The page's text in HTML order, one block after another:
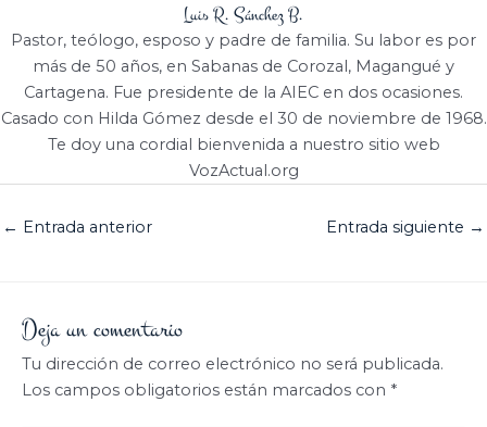
Luis R. Sánchez B.
Pastor, teólogo, esposo y padre de familia. Su labor es por
más de 50 años, en Sabanas de Corozal, Magangué y
Cartagena. Fue presidente de la AIEC en dos ocasiones.
Casado con Hilda Gómez desde el 30 de noviembre de 1968.
Te doy una cordial bienvenida a nuestro sitio web
VozActual.org
← Entrada anterior Entrada siguiente →
Deja un comentario
Tu dirección de correo electrónico no será publicada.
Los campos obligatorios están marcados con *